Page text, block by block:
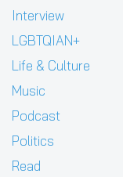
Interview
LGBTQIAN+
Life & Culture
Music
Podcast
Politics
Read